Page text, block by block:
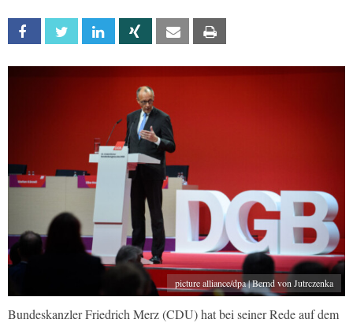
Facebook Twitter Linkedin Xing Email
picture alliance/dpa | Bernd von Jutrczenka
Bundeskanzler Friedrich Merz (CDU) hat bei seiner Rede auf dem